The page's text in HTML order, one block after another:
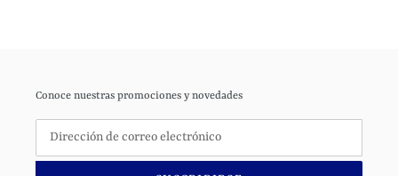
Conoce nuestras promociones y novedades